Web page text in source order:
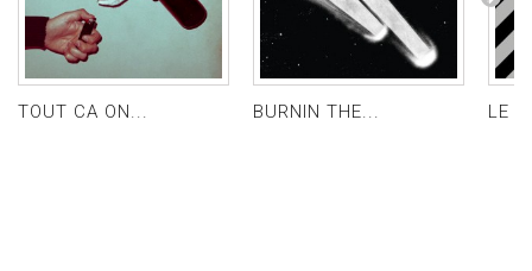
TOUT CA ON... BURNIN THE... LE